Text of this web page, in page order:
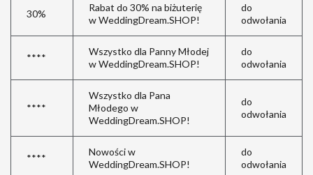
30%
Rabat do 30% na biżuterię
w WeddingDream.SHOP!
do
odwołania
****
Wszystko dla Panny Młodej
w WeddingDream.SHOP!
do
odwołania
****
Wszystko dla Pana
Młodego w
WeddingDream.SHOP!
do
odwołania
****
Nowości w
WeddingDream.SHOP!
do
odwołania